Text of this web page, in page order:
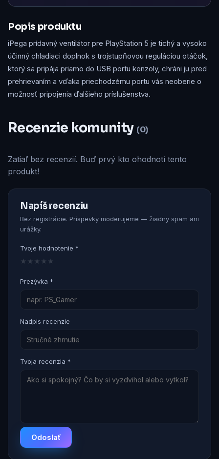
Popis produktu
iPega prídavný ventilátor pre PlayStation 5 je tichý a vysoko
účinný chladiaci doplnok s trojstupňovou reguláciou otáčok,
ktorý sa pripája priamo do USB portu konzoly, chráni ju pred
prehrievaním a vďaka priechodzému portu vás neoberie o
možnosť pripojenia ďalšieho príslušenstva.
Recenzie komunity (0)
Zatiaľ bez recenzií. Buď prvý kto ohodnotí tento
produkt!
Napíš recenziu
Bez registrácie. Príspevky moderujeme — žiadny spam ani
urážky.
Tvoje hodnotenie *
★
★
★
★
★
Prezývka *
Nadpis recenzie
Tvoja recenzia *
Odoslať